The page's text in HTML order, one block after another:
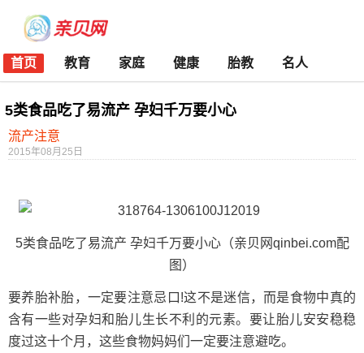
首页 教育 家庭 健康 胎教 名人
5类食品吃了易流产 孕妇千万要小心
流产注意
2015年08月25日
5类食品吃了易流产 孕妇千万要小心（亲贝网qinbei.com配
图）
要养胎补胎，一定要注意忌口!这不是迷信，而是食物中真的
含有一些对孕妇和胎儿生长不利的元素。要让胎儿安安稳稳
度过这十个月，这些食物妈妈们一定要注意避吃。